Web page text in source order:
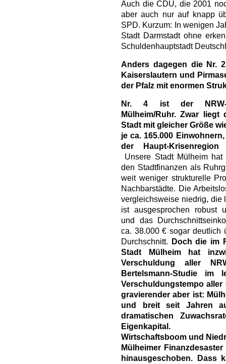
Auch die CDU, die 2001
aber auch nur auf knapp
SPD. Kurzum: In wenigen
Stadt Darmstadt ohne
Schuldenhauptstadt
Anders dagegen die Nr.
Kaiserslautern und
der Pfalz mit enormen
Nr. 4 ist der NRW-
Mülheim/Ruhr. Zwar liegt
Stadt mit gleicher Größe
je ca. 165.000
der Haupt-Krisenregion
Unsere Stadt Mülheim hat
den Stadtfinanzen als
weit weniger strukturelle
Nachbarstädte. Die
vergleichsweise niedrig, die
ist ausgesprochen robust
und das
ca. 38.000 € sogar deutlich
Durchschnitt. Doch d ie im
Stadt Mülheim hat
Verschuldung aller
Bertelsmann-Studie im
Verschuldungstempo
gravierender aber ist:
und breit seit Jahren
dramatischen
Eigenkapital.
Wirtschaftsboom und
Mülheimer
hinausgeschoben. Dass